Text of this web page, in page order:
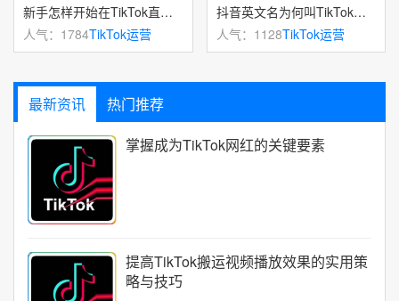
新手怎样开始在TikTok直播，TikTok直播入门指南
人气：1784TikTok运营
抖音英文名为何叫TikTok？名字背后的由来
人气：1128TikTok运营
最新资讯
热门推荐
掌握成为TikTok网红的关键要素
提高TikTok搬运视频播放效果的实用策
略与技巧